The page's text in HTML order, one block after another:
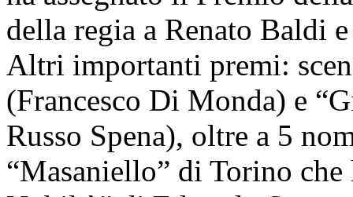
della regia a Renato Baldi
Altri importanti premi:
(Francesco Di Monda) e
Russo Spena), oltre a 5
“Masaniello” di Torino